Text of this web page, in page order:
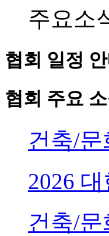
주요소
협회 일정
협회 주요
건축/문
2026
건축/문